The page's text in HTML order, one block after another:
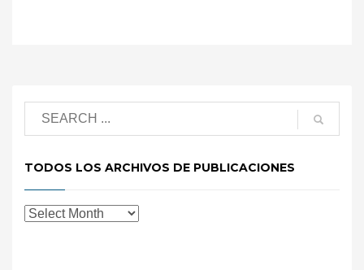
TODOS LOS ARCHIVOS DE PUBLICACIONES